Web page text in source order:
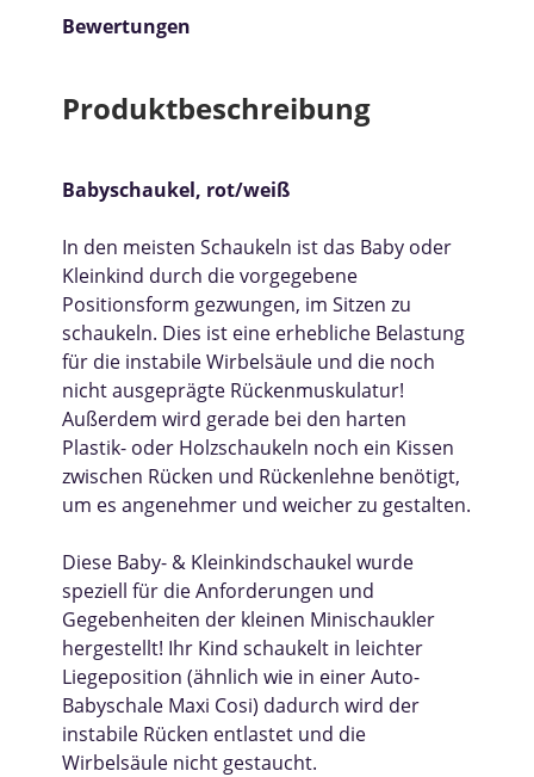
Bewertungen
Produktbeschreibung
Babyschaukel, rot/weiß
In den meisten Schaukeln ist das Baby oder
Kleinkind durch die vorgegebene
Positionsform gezwungen, im Sitzen zu
schaukeln. Dies ist eine erhebliche Belastung
für die instabile Wirbelsäule und die noch
nicht ausgeprägte Rückenmuskulatur!
Außerdem wird gerade bei den harten
Plastik- oder Holzschaukeln noch ein Kissen
zwischen Rücken und Rückenlehne benötigt,
um es angenehmer und weicher zu gestalten.
Diese Baby- & Kleinkindschaukel wurde
speziell für die Anforderungen und
Gegebenheiten der kleinen Minischaukler
hergestellt! Ihr Kind schaukelt in leichter
Liegeposition (ähnlich wie in einer Auto-
Babyschale Maxi Cosi) dadurch wird der
instabile Rücken entlastet und die
Wirbelsäule nicht gestaucht.